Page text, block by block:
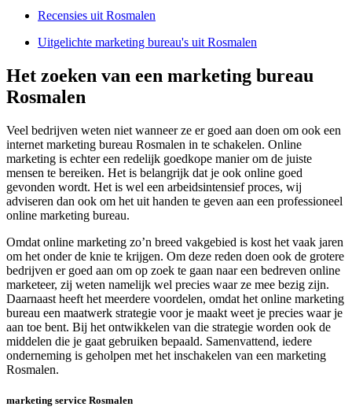
Recensies uit Rosmalen
Uitgelichte marketing bureau's uit Rosmalen
Het zoeken van een marketing bureau
Rosmalen
Veel bedrijven weten niet wanneer ze er goed aan doen om ook een
internet marketing bureau Rosmalen in te schakelen. Online
marketing is echter een redelijk goedkope manier om de juiste
mensen te bereiken. Het is belangrijk dat je ook online goed
gevonden wordt. Het is wel een arbeidsintensief proces, wij
adviseren dan ook om het uit handen te geven aan een professioneel
online marketing bureau.
Omdat online marketing zo’n breed vakgebied is kost het vaak jaren
om het onder de knie te krijgen. Om deze reden doen ook de grotere
bedrijven er goed aan om op zoek te gaan naar een bedreven online
marketeer, zij weten namelijk wel precies waar ze mee bezig zijn.
Daarnaast heeft het meerdere voordelen, omdat het online marketing
bureau een maatwerk strategie voor je maakt weet je precies waar je
aan toe bent. Bij het ontwikkelen van die strategie worden ook de
middelen die je gaat gebruiken bepaald. Samenvattend, iedere
onderneming is geholpen met het inschakelen van een marketing
Rosmalen.
marketing service Rosmalen